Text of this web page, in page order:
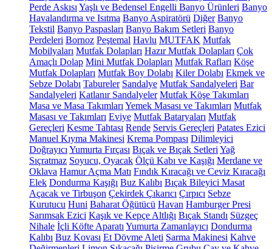
Perde Askısı Yaşlı ve Bedensel Engelli Banyo Ürünleri Banyo
Havalandırma ve Isıtma Banyo Aspiratörü Diğer Banyo
Tekstil Banyo Paspasları Banyo Bakım Setleri Banyo
Perdeleri Bornoz Peştemal Havlu MUTFAK Mutfak
Mobilyaları Mutfak Dolapları Hazır Mutfak Dolapları Çok
Amaçlı Dolap Mini Mutfak Dolapları Mutfak Rafları Köşe
Mutfak Dolapları Mutfak Boy Dolabı Kiler Dolabı Ekmek ve
Sebze Dolabı Tabureler Sandalye Mutfak Sandalyeleri Bar
Sandalyeleri Katlanır Sandalyeler Mutfak Köşe Takımları
Masa ve Masa Takımları Yemek Masası ve Takımları Mutfak
Masası ve Takımları Eviye Mutfak Bataryaları Mutfak
Gereçleri Kesme Tahtası Rende Servis Gereçleri Patates Ezici
Manuel Kıyma Makinesi Krema Pompası Dilimleyici
Doğrayıcı Yumurta Fırçası Bıçak ve Bıçak Setleri Yağ
Sıçratmaz Soyucu, Oyacak Ölçü Kabı ve Kaşığı Merdane ve
Oklava Hamur Açma Matı Fındık Kıracağı ve Ceviz Kıracağı
Elek Dondurma Kaşığı Buz Kalıbı Bıçak Bileyici Masat
Açacak ve Tirbuşon Çekirdek Çıkarıcı Çırpıcı Sebze
Kurutucu Huni Baharat Öğütücü Havan Hamburger Presi
Sarımsak Ezici Kaşık ve Kepçe Altlığı Bıçak Standı Süzgeç
Nihale İçli Köfte Aparatı Yumurta Zamanlayıcı Dondurma
Kalıbı Buz Kovası Et Dövme Aleti Sarma Makinesi Kahve